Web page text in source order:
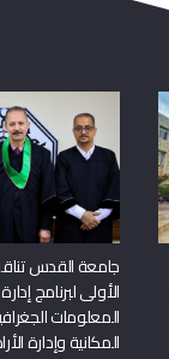
جامعة القدس
الأولى لبرنامج
المعلومات
المكانية وإدارة